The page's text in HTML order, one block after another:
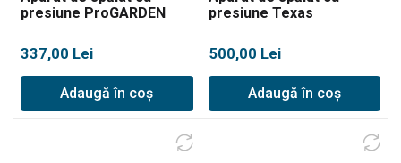
presiune ProGARDEN
80bar
337,00 Lei
Adaugă în coș
presiune Texas
500,00 Lei
Adaugă în coș